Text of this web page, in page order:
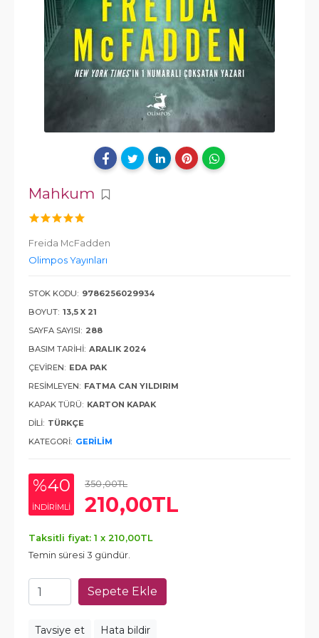
Mahkum
Freida McFadden
Olimpos Yayınları
STOK KODU: 9786256029934
BOYUT: 13,5 X 21
SAYFA SAYISI: 288
BASIM TARIHI: ARALIK 2024
ÇEVIREN: EDA PAK
RESIMLEYEN: FATMA CAN YILDIRIM
KAPAK TÜRÜ: KARTON KAPAK
DILI: TÜRKÇE
KATEGORI: GERILIM
%40
INDIRIMLI
350,00TL
210,00TL
Taksitli fiyat: 1 x 210,00TL
Temin süresi 3 gündür.
Sepete Ekle
Tavsiye et Hata bildir